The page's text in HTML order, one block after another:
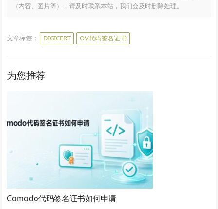
（内容、图片等），请及时联系本站，我们会及时删除处理。
文章标签： DIGICERT OV代码签名证书
为您推荐
Comodo代码签名证书如何申请